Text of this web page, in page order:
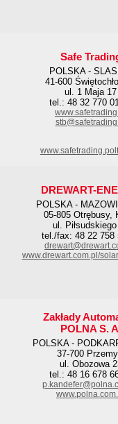
Safe
POLSKA -
41-600
ul. 1 Maja 17
tel.: 48 32 770
DREWART-
POLSKA -
05-805 Otrębusy,
ul.
tel./fax: 48 22 758
www.drewart.com.pl/
Zakłady
POLNA S.
POLSKA -
37-700
ul. Obozowa
tel.: 48 16 678